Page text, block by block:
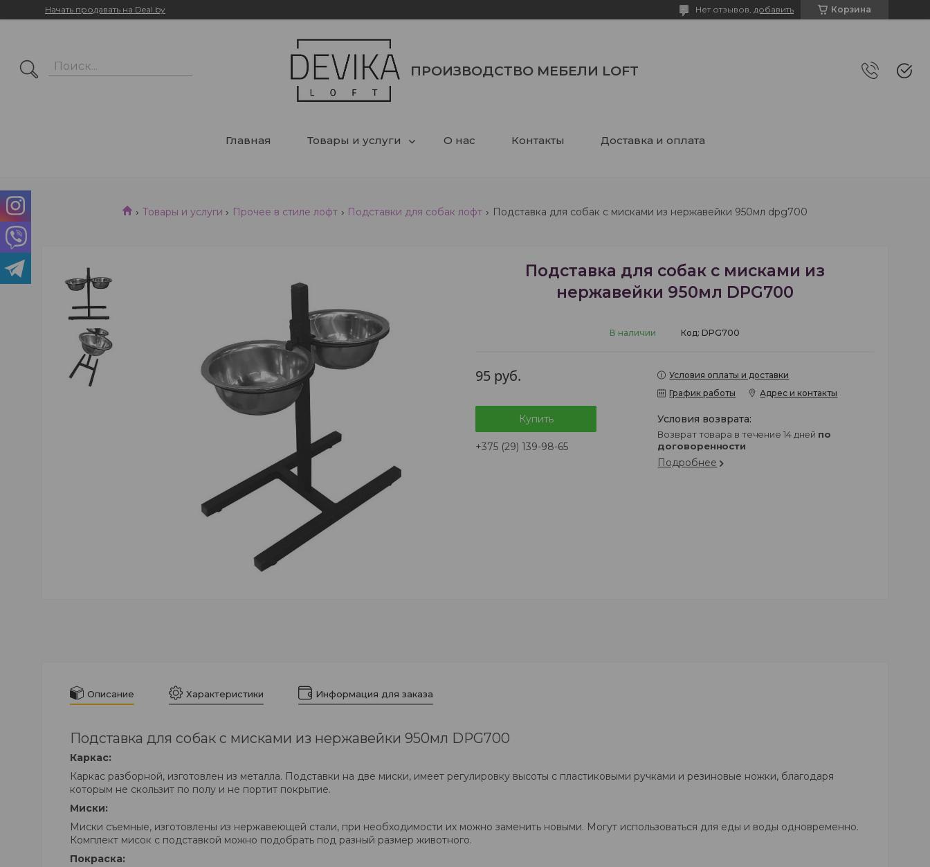
Начать продавать на Deal.by Корзина
Нет отзывов, добавить
ПРОИЗВОДСТВО МЕБЕЛИ LOFT
Главная Товары и услуги О нас Контакты Доставка и оплата
Товары и услуги Прочее в стиле лофт Подставки для собак лофт Подставка для собак с мисками из нержавейки 950мл dpg700
Подставка для собак с мисками из
нержавейки 950мл DPG700
В наличии Код: DPG700
95 руб.
Купить
+375 (29) 139-98-65
Условия оплаты и доставки
График работы
Адрес и контакты
возврат товара в течение 14 дней по
договоренности
Подробнее
Описание Характеристики Информация для заказа
Подставка для собак с мисками из нержавейки 950мл DPG700
Каркас:
Каркас разборной, изготовлен из металла. Подставки на две миски, имеет регулировку высоты с пластиковыми ручками и резиновые ножки, благодаря
которым не скользит по полу и не портит покрытие.
Миски:
Миски съемные, изготовлены из нержавеющей стали, при необходимости их можно заменить новыми. Могут использоваться для еды и воды одновременно.
Комплект мисок с подставкой можно подобрать под разный размер животного.
Покраска: